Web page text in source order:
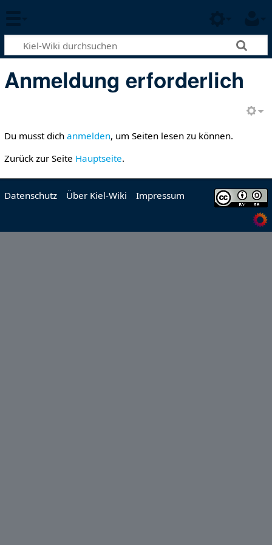
Anmeldung erforderlich
Du musst dich anmelden, um Seiten lesen zu können.
Zurück zur Seite Hauptseite.
Datenschutz Über Kiel-Wiki Impressum